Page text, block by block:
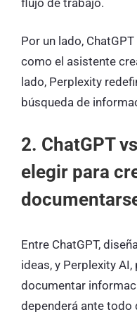
Por un lado,
como el asistente
lado, Perplexity
búsqueda de
2. ChatGPT
elegir para
Entre ChatGPT,
ideas, y Perplexity
documentar
dependerá ante todo